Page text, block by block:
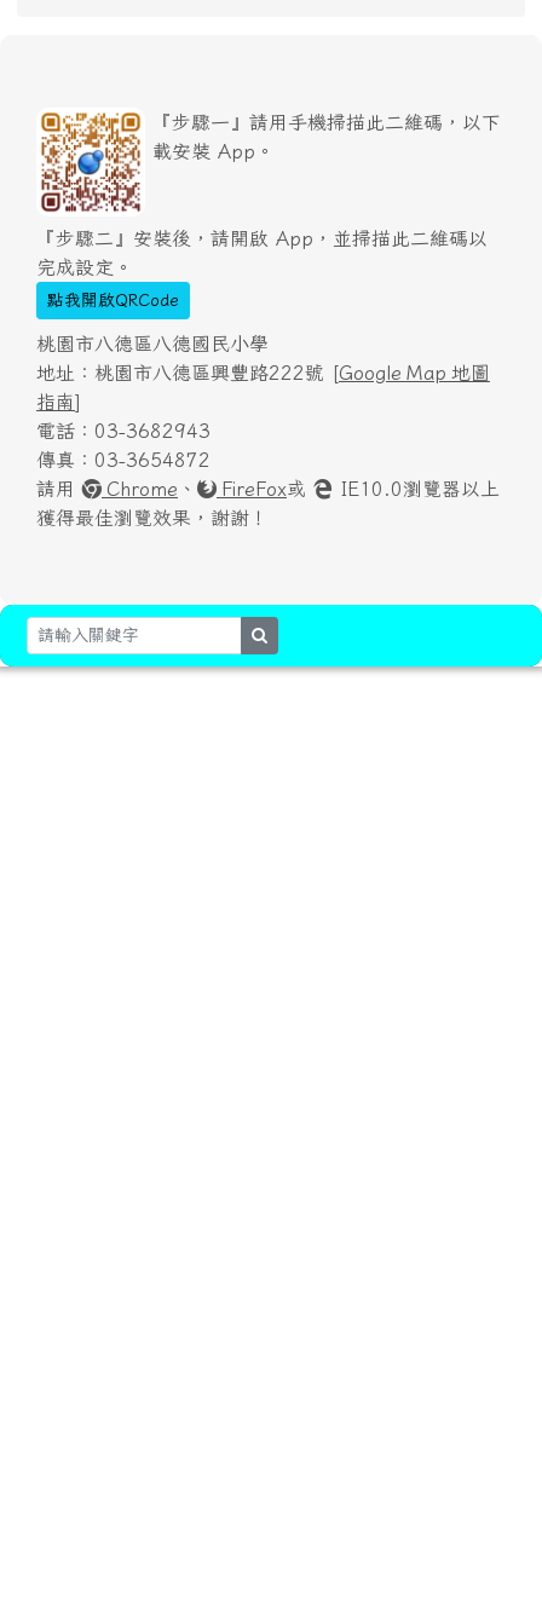
『步驟一』請用手機掃描此二維碼，以下
載安裝 App。
『步驟二』安裝後，請開啟 App，並掃描此二維碼以
完成設定。
點我開啟QRCode
桃園市八德區八德國民小學
地址：桃園市八德區興豐路222號 [Google Map 地圖
指南]
電話：03-3682943
傳真：03-3654872
請用
Chrome 、 FireFox或
IE10.0瀏覽器以上
獲得最佳瀏覽效果，謝謝！